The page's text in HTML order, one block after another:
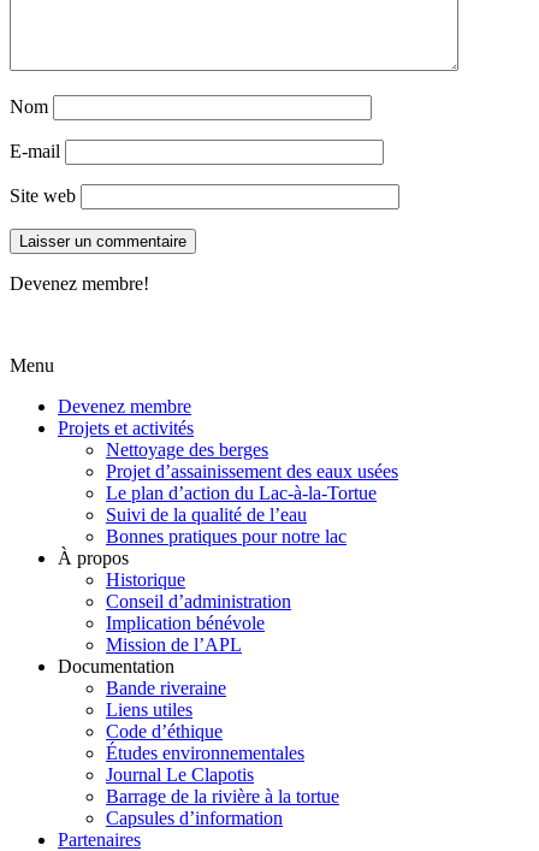
Nom
E-mail
Site web
Devenez membre!
Menu
Devenez membre
Projets et activités
Nettoyage des berges
Projet d’assainissement des eaux usées
Le plan d’action du Lac-à-la-Tortue
Suivi de la qualité de l’eau
Bonnes pratiques pour notre lac
À propos
Historique
Conseil d’administration
Implication bénévole
Mission de l’APL
Documentation
Bande riveraine
Liens utiles
Code d’éthique
Études environnementales
Journal Le Clapotis
Barrage de la rivière à la tortue
Capsules d’information
Partenaires